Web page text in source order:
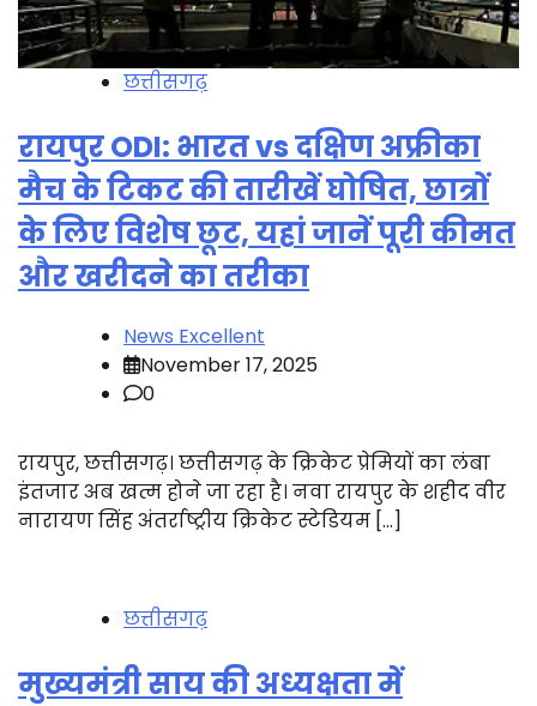
छत्तीसगढ़
रायपुर ODI: भारत vs दक्षिण अफ्रीका
मैच के टिकट की तारीखें घोषित, छात्रों
के लिए विशेष छूट, यहां जानें पूरी कीमत
और खरीदने का तरीका
News Excellent
November 17, 2025
0
रायपुर, छत्तीसगढ़। छत्तीसगढ़ के क्रिकेट प्रेमियों का लंबा
इंतजार अब खत्म होने जा रहा है। नवा रायपुर के शहीद वीर
नारायण सिंह अंतर्राष्ट्रीय क्रिकेट स्टेडियम […]
छत्तीसगढ़
मुख्यमंत्री साय की अध्यक्षता में